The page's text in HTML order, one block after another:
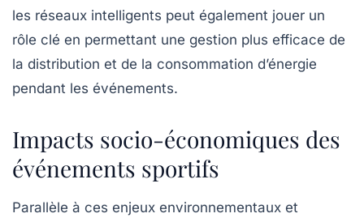
les réseaux intelligents peut également jouer un
rôle clé en permettant une gestion plus efficace de
la distribution et de la consommation d’énergie
pendant les événements.
Impacts socio-économiques des
événements sportifs
Parallèle à ces enjeux environnementaux et